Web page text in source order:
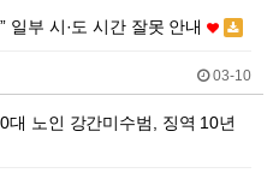
일부 시·도 시간 잘못 안내
03-10
노인 강간미수범, 징역 10년